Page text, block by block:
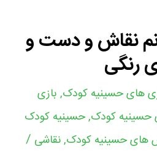
نقاش و دست و
رنگی
های حسینیه کودک, بازی
حسینیه کودک,حسینیه کودک
های حسینیه کودک,نقاشی /